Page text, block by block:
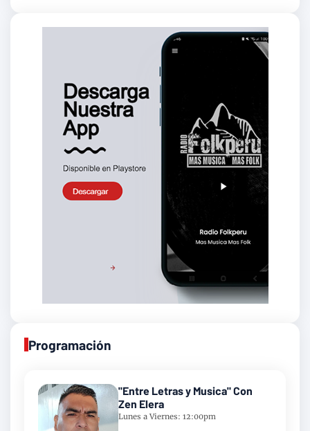
Programación
"Entre Letras y Musica" Con
Zen Elera
Lunes a Viernes: 12:00pm